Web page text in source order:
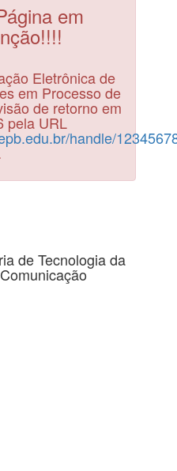
em
Eletrônica de
em Processo de
de retorno em
pela URL
handle/
de Tecnologia da